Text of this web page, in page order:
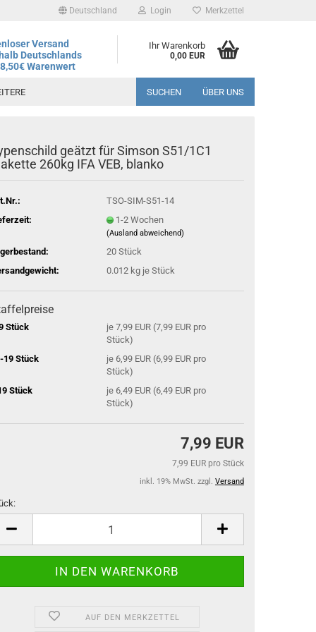
Deutschland Login Merkzettel
Versand
Deutschlands
Warenwert
Ihr Warenkorb
0,00 EUR
SUCHEN ÜBER UNS
ist der 06.08.2026, regulärer Betrieb wieder ab dem
geätzt für Simson S51/1C1
260kg IFA VEB, blanko
TSO-SIM-S51-14
1-2 Wochen
(Ausland abweichend)
20 Stück
0.012 kg je Stück
Stück
je 7,99 EUR (7,99 EUR pro
Stück)
19 Stück
je 6,99 EUR (6,99 EUR pro
Stück)
Stück
je 6,49 EUR (6,49 EUR pro
Stück)
7,99 EUR
7,99 EUR pro Stück
inkl. 19% MwSt. zzgl. Versand
AUF DEN MERKZETTEL